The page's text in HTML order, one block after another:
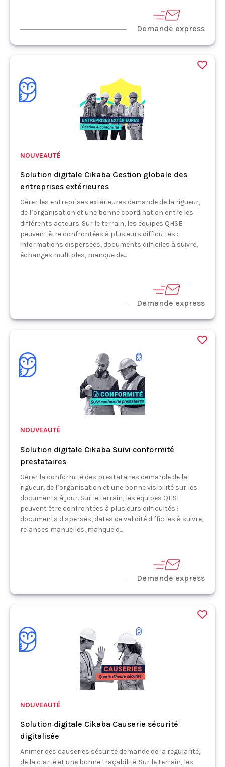
Demande express
NOUVEAUTÉ
Solution digitale Cikaba Gestion globale des
entreprises extérieures
Gérer les entreprises extérieures demande de la rigueur,
de l’organisation et une bonne coordination entre les
différents acteurs. Sur le terrain, les équipes QHSE
peuvent être confrontées à plusieurs difficultés :
informations dispersées, documents difficiles à suivre,
échanges multiples, manque de...
Demande express
NOUVEAUTÉ
Solution digitale Cikaba Suivi conformité
prestataires
Gérer la conformité des prestataires demande de la
rigueur, de l’organisation et une bonne visibilité sur les
documents à jour. Sur le terrain, les équipes QHSE
peuvent être confrontées à plusieurs difficultés :
documents dispersés, dates de validité difficiles à suivre,
relances manuelles, manque d...
Demande express
NOUVEAUTÉ
Solution digitale Cikaba Causerie sécurité
digitalisée
Animer des causeries sécurité demande de la régularité,
de la clarté et une bonne traçabilité. Sur le terrain, les